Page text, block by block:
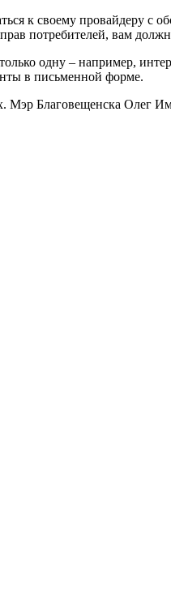
к своему провайдеру с
потребителей, вам
одну – например,
в письменной форме.
Мэр Благовещенска Олег